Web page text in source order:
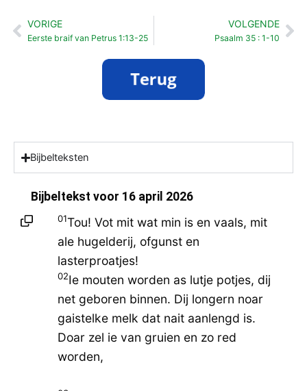
Vorige
VORIGE
Eerste braif van Petrus 1:13-25
VOLGENDE
Psaalm 35 : 1-10
Bijbelteksten
Bijbeltekst voor 16 april 2026
01Tou! Vot mit wat min is en vaals, mit
ale hugelderij, ofgunst en
lasterproatjes!
02Ie mouten worden as lutje potjes, dij
net geboren binnen. Dij longern noar
gaistelke melk dat nait aanlengd is.
Doar zel ie van gruien en zo red
worden,